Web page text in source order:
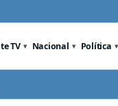
TV Nacional Política